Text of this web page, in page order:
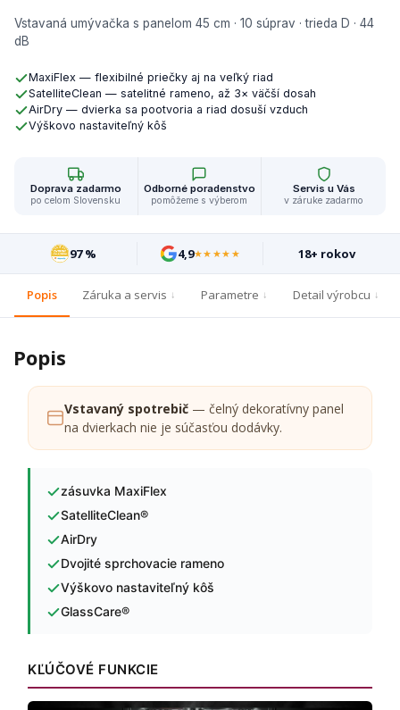
Vstavaná umývačka s panelom 45 cm · 10 súprav · trieda D · 44
dB
MaxiFlex — flexibilné priečky aj na veľký riad
SatelliteClean — satelitné rameno, až 3× väčší dosah
AirDry — dvierka sa pootvoria a riad dosuší vzduch
Výškovo nastaviteľný kôš
Doprava zadarmo
po celom Slovensku
Odborné poradenstvo
pomôžeme s výberom
Servis u Vás
v záruke zadarmo
97 % 4,9★★★★★ 18+ rokov
Popis Záruka a servis Parametre Detail výrobcu
Popis
Vstavaný spotrebič — čelný dekoratívny panel
na dvierkach nie je súčasťou dodávky.
zásuvka MaxiFlex
SatelliteClean®
AirDry
Dvojité sprchovacie rameno
Výškovo nastaviteľný kôš
GlassCare®
KĽÚČOVÉ FUNKCIE